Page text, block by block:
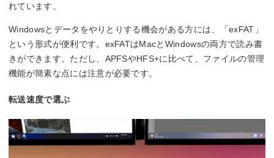
れています。
Windowsとデータをやりとりする機会がある方には、「exFAT」
という形式が便利です。exFATはMacとWindowsの両方で読み書
きができます。ただし、APFSやHFS+に比べて、ファイルの管理
機能が簡素な点には注意が必要です。
転送速度で選ぶ